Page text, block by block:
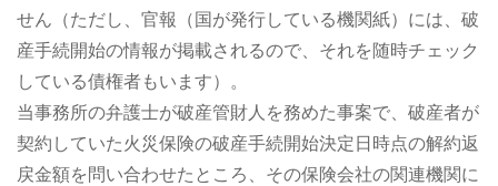
せん（ただし、官報（国が発行している機関紙）には、破
産手続開始の情報が掲載されるので、それを随時チェック
している債権者もいます）。
当事務所の弁護士が破産管財人を務めた事案で、破産者が
契約していた火災保険の破産手続開始決定日時点の解約返
戻金額を問い合わせたところ、その保険会社の関連機関に